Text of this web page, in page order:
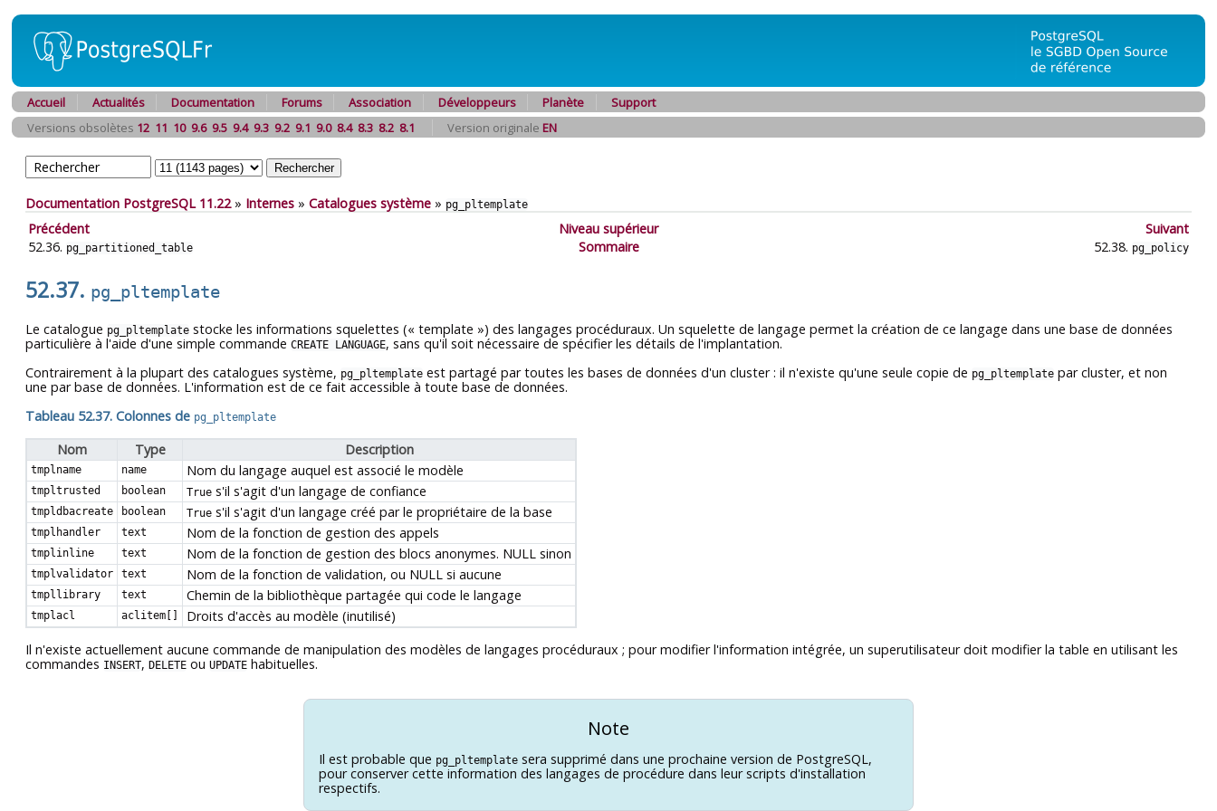
Accueil Actualités Documentation Forums Association Développeurs Planète
Support
Versions obsolètes 12 11 10 9.6 9.5 9.4 9.3 9.2 9.1 9.0 8.4 8.3 8.2 8.1 Version originale EN
Documentation PostgreSQL 11.22» Internes » Catalogues système » pg_pltemplate
Précédent Niveau supérieur
Suivant
52.36. pg_partitioned_table Sommaire 52.38. pg_policy
52.37. pg_pltemplate
Le catalogue pg_pltemplate stocke les informations squelettes (« template ») des langages procéduraux. Un squelette de langage permet la création de ce langage dans une base de données
particulière à l'aide d'une simple commande CREATE LANGUAGE, sans qu'il soit nécessaire de spécifier les détails de l'implantation.
Contrairement à la plupart des catalogues système, pg_pltemplate est partagé par toutes les bases de données d'un cluster : il n'existe qu'une seule copie de pg_pltemplate par cluster, et non
une par base de données. L'information est de ce fait accessible à toute base de données.
Tableau 52.37. Colonnes de pg_pltemplate
Nom Type Description
tmplname name Nom du langage auquel est associé le modèle
tmpltrusted boolean Trues'il s'agit d'un langage de confiance
tmpldbacreate boolean Trues'il s'agit d'un langage créé par le propriétaire de la base
tmplhandler text Nom de la fonction de gestion des appels
tmplinline text Nom de la fonction de gestion des blocs anonymes. NULL sinon
tmplvalidator text Nom de la fonction de validation, ou NULL si aucune
tmpllibrary text Chemin de la bibliothèque partagée qui code le langage
tmplacl aclitem[]
Droits d'accès au modèle (inutilisé)
Il n'existe actuellement aucune commande de manipulation des modèles de langages procéduraux ; pour modifier l'information intégrée, un superutilisateur doit modifier la table en utilisant les
commandes INSERT, DELETE ou UPDATE habituelles.
Note
Il est probable que pg_pltemplate sera supprimé dans une prochaine version de PostgreSQL,
pour conserver cette information des langages de procédure dans leur scripts d'installation
respectifs.